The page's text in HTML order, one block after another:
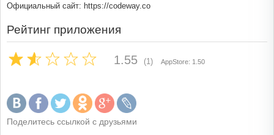
Официальный сайт: https://codeway.co
Рейтинг приложения
1.55 (1) AppStore: 1.50
Поделитесь ссылкой с друзьями